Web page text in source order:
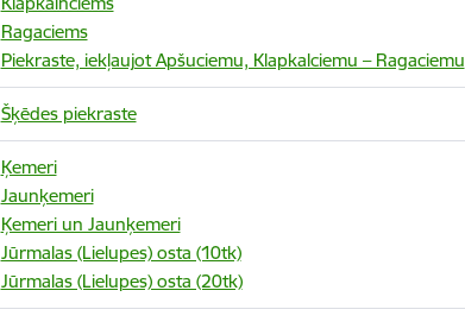
Ragaciems
Piekraste, iekļaujot Apšuciemu, Klapkalciemu – Ragaciemu
Šķēdes piekraste
Ķemeri
Jaunķemeri
Ķemeri un Jaunķemeri
Jūrmalas (Lielupes) osta (10tk)
Jūrmalas (Lielupes) osta (20tk)